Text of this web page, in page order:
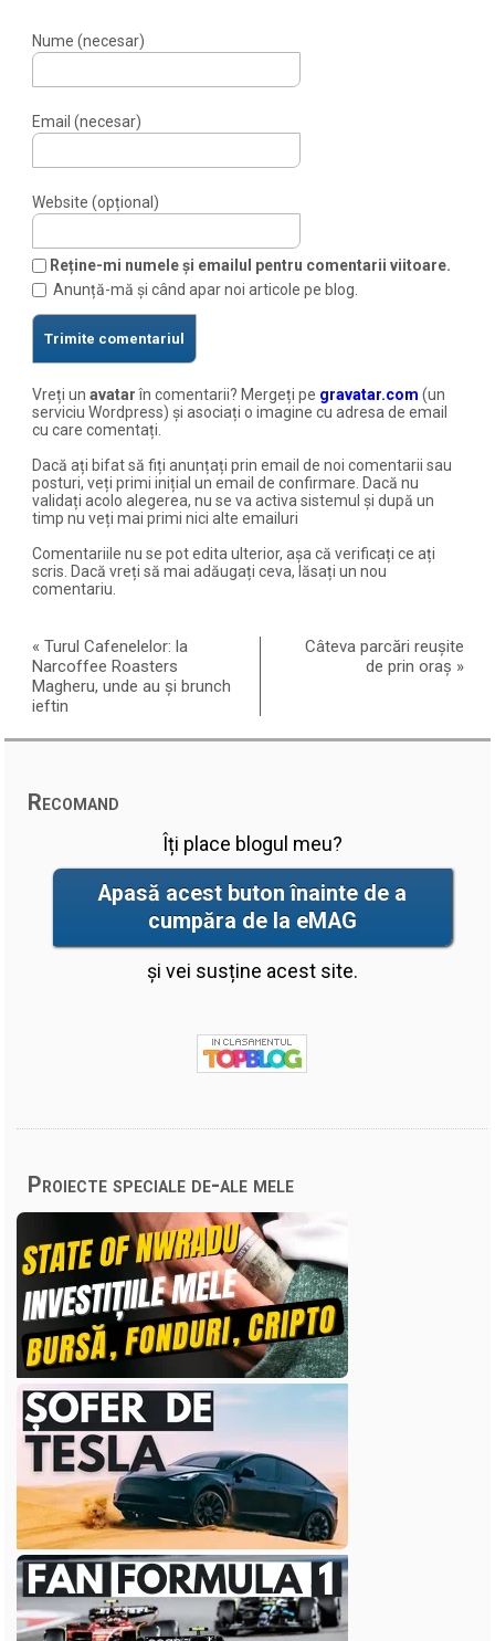
Nume (necesar)
Email (necesar)
Website (opțional)
Reține-mi numele și emailul pentru comentarii viitoare.
Anunță-mă și când apar noi articole pe blog.
Vreți unavatarîn comentarii? Mergeți pe gravatar.com (un
serviciu Wordpress) și asociați o imagine cu adresa de email
cu care comentați.
Dacă ați bifat să fiți anunțați prin email de noi comentarii sau
posturi, veți primi inițial un email de confirmare. Dacă nu
validați acolo alegerea, nu se va activa sistemul și după un
timp nu veți mai primi nici alte emailuri
Comentariile nu se pot edita ulterior, așa că verificați ce ați
scris. Dacă vreți să mai adăugați ceva, lăsați un nou
comentariu.
«Turul Cafenelelor: la
Narcoffee Roasters
Magheru, unde au și brunch
ieftin
Câteva parcări reușite
de prin oraș »
Recomand
Îți place blogul meu?
Apasă acest buton înainte de a
cumpăra de la eMAG
și vei susține acest site.
Proiecte speciale de-ale mele